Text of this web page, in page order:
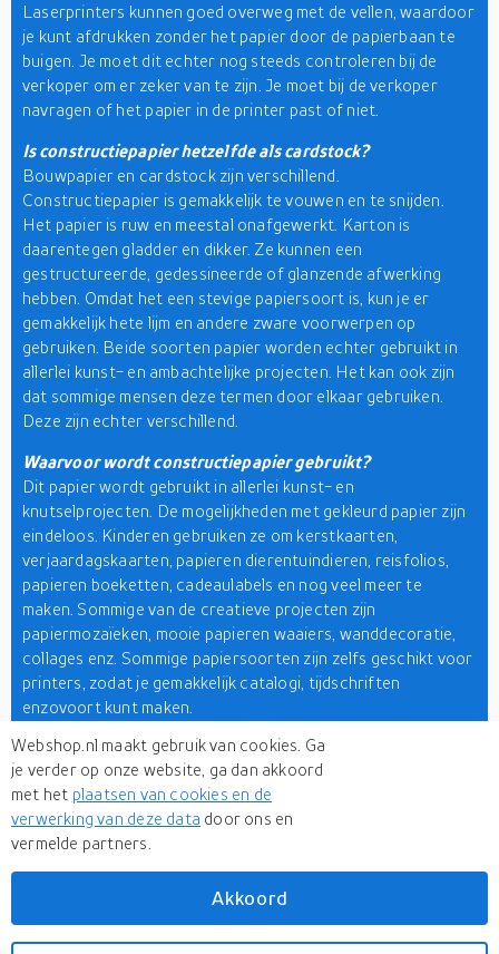
Laserprinters kunnen goed overweg met de vellen, waardoor
je kunt afdrukken zonder het papier door de papierbaan te
buigen. Je moet dit echter nog steeds controleren bij de
verkoper om er zeker van te zijn. Je moet bij de verkoper
navragen of het papier in de printer past of niet.
Is constructiepapier hetzelfde als cardstock?
Bouwpapier en cardstock zijn verschillend.
Constructiepapier is gemakkelijk te vouwen en te snijden.
Het papier is ruw en meestal onafgewerkt. Karton is
daarentegen gladder en dikker. Ze kunnen een
gestructureerde, gedessineerde of glanzende afwerking
hebben. Omdat het een stevige papiersoort is, kun je er
gemakkelijk hete lijm en andere zware voorwerpen op
gebruiken. Beide soorten papier worden echter gebruikt in
allerlei kunst- en ambachtelijke projecten. Het kan ook zijn
dat sommige mensen deze termen door elkaar gebruiken.
Deze zijn echter verschillend.
Waarvoor wordt constructiepapier gebruikt?
Dit papier wordt gebruikt in allerlei kunst- en
knutselprojecten. De mogelijkheden met gekleurd papier zijn
eindeloos. Kinderen gebruiken ze om kerstkaarten,
verjaardagskaarten, papieren dierentuindieren, reisfolios,
papieren boeketten, cadeaulabels en nog veel meer te
maken. Sommige van de creatieve projecten zijn
papiermozaïeken, mooie papieren waaiers, wanddecoratie,
collages enz. Sommige papiersoorten zijn zelfs geschikt voor
printers, zodat je gemakkelijk catalogi, tijdschriften
enzovoort kunt maken.
We hopen dat de bovenstaande informatie je naar de juiste
papierset brengt. Als u zich afvraagt waar u moet beginnen,
zoek dan niet verder want u bent op de juiste plaats. Op
Webshop.nl wacht u een ruime collectie bouwpapieren. U
vindt hier de beste merken op onze
zoals Rainbow, Tru-Ray, Art Street en SunWorks. Dus wacht
niet te lang en pak de beste zolang de voorraad strekt.
Webshop.nl maakt gebruik van cookies. Ga
je verder op onze website, ga dan akkoord
met het plaatsen van cookies en de
verwerking van deze data door ons en
vermelde partners.
Akkoord